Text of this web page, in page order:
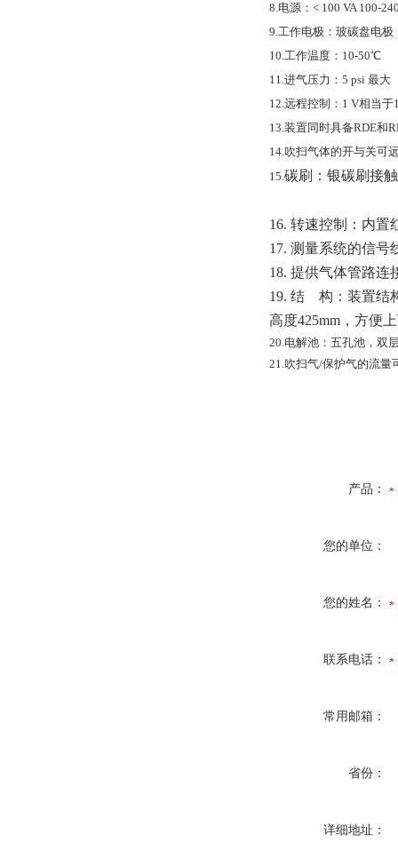
8.电源： < 100 VA 100-
9.工作电极：玻碳盘电极
10.工作温度： 10-50℃
11.进气压力： 5 psi 最大
12.远程控制： 1 V相当于
13.装置同时具备RDE和
14.吹扫气体的开与关可
15.碳刷：银碳刷接
16. 转速控制：内置
17. 测量系统的信号
18. 提供气体管路连
19. 结
构：装置结
高度425mm ，方便
20.电解池：五孔池，双
21.吹扫气/保护气的流量
产品：
您的单位：
您的姓名：
联系电话：
常用邮箱：
省份：
详细地址：